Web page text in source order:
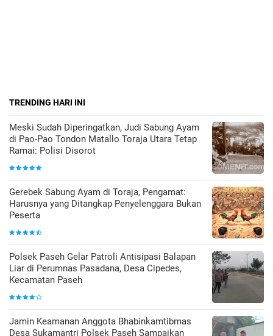
TRENDING HARI INI
Meski Sudah Diperingatkan, Judi Sabung Ayam
di Pao-Pao Tondon Matallo Toraja Utara Tetap
Ramai: Polisi Disorot
Gerebek Sabung Ayam di Toraja, Pengamat:
Harusnya yang Ditangkap Penyelenggara Bukan
Peserta
Polsek Paseh Gelar Patroli Antisipasi Balapan
Liar di Perumnas Pasadana, Desa Cipedes,
Kecamatan Paseh
Jamin Keamanan Anggota Bhabinkamtibmas
Desa Sukamantri Polsek Paseh Sampaikan